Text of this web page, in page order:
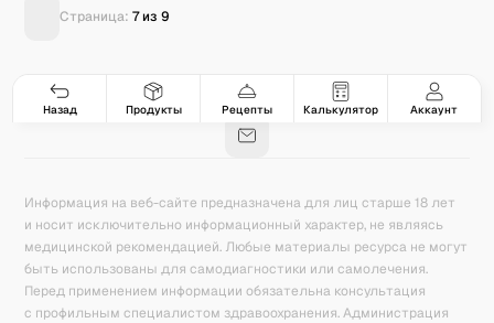
Страница: 7из9
Назад Продукты Рецепты Калькулятор Аккаунт
Гастро-сеты 8 Рецепты 171 Продукты 5077 42
База знаний Калькулятор калорий
Информация на веб-сайте предназначена для лиц старше 18 лет
и носит исключительно информационный характер, не являясь
медицинской рекомендацией. Любые материалы ресурса не могут
быть использованы для самодиагностики или самолечения.
Перед применением информации обязательна консультация
с профильным специалистом здравоохранения. Администрация